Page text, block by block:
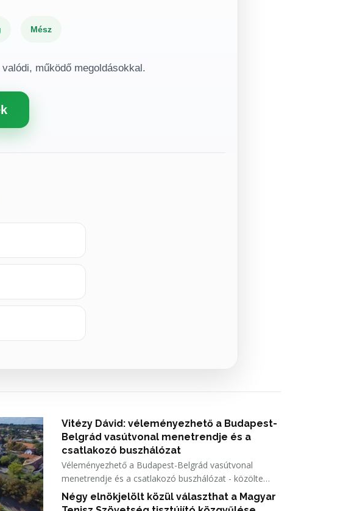
Mész
működő megoldásokkal.
Vitézy Dávid: véleményezhető a Budapest-
Belgrád vasútvonal menetrendje és a
csatlakozó buszhálózat
Véleményezhető a Budapest-Belgrád vasútvonal
menetrendje és a csatlakozó buszhálózat - közölte
Vitézy Dávid közlekedési és beruházási miniszter
pénteken Facebook-bejegyzésében.
Négy elnökjelölt közül választhat a Magyar